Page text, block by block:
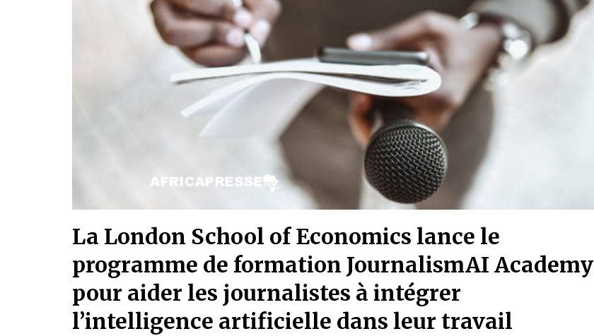
La London School of Economics lance le
programme de formation JournalismAI Academy
pour aider les journalistes à intégrer
l’intelligence artificielle dans leur travail